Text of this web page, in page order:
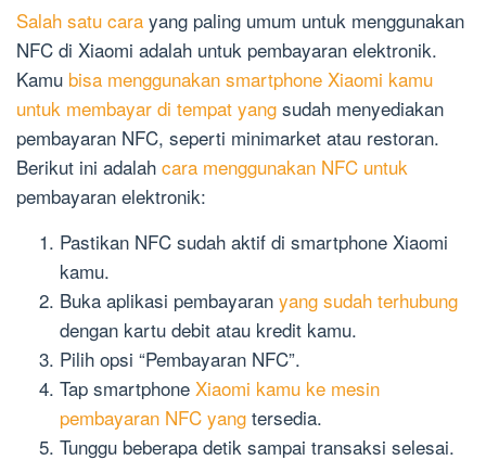
Salah satu cara yang paling umum untuk menggunakan
NFC di Xiaomi adalah untuk pembayaran elektronik.
Kamu bisa menggunakan smartphone Xiaomi kamu
untuk membayar di tempat yang sudah menyediakan
pembayaran NFC, seperti minimarket atau restoran.
Berikut ini adalah cara menggunakan NFC untuk
pembayaran elektronik:
Pastikan NFC sudah aktif di smartphone Xiaomi
kamu.
Buka aplikasi pembayaran yang sudah terhubung
dengan kartu debit atau kredit kamu.
Pilih opsi “Pembayaran NFC”.
Tap smartphone Xiaomi kamu ke mesin
pembayaran NFC yang tersedia.
Tunggu beberapa detik sampai transaksi selesai.